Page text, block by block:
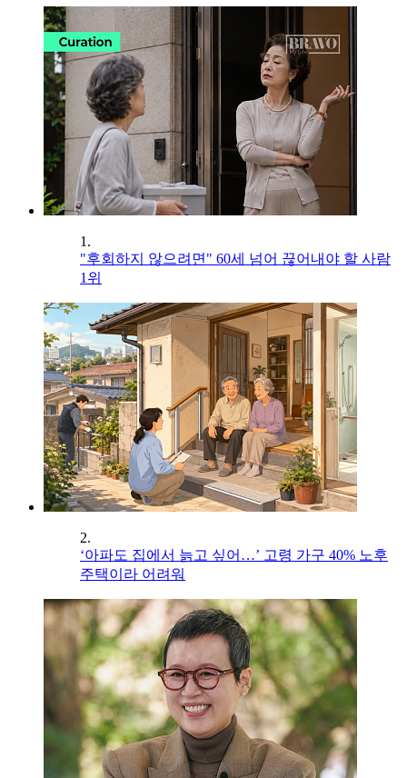
1.
"후회하지 않으려면" 60세 넘어 끊어내야 할 사람
1위
2.
‘아파도 집에서 늙고 싶어…’ 고령 가구 40% 노후
주택이라 어려워